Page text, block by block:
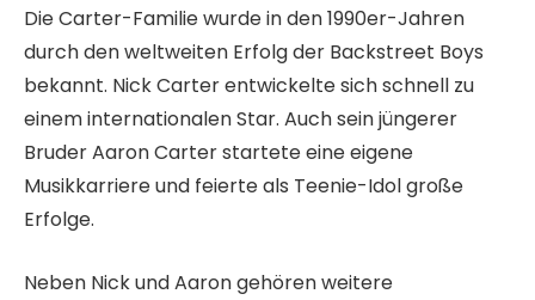
Die Carter-Familie wurde in den 1990er-Jahren
durch den weltweiten Erfolg der Backstreet Boys
bekannt. Nick Carter entwickelte sich schnell zu
einem internationalen Star. Auch sein jüngerer
Bruder Aaron Carter startete eine eigene
Musikkarriere und feierte als Teenie-Idol große
Erfolge.
Neben Nick und Aaron gehören weitere